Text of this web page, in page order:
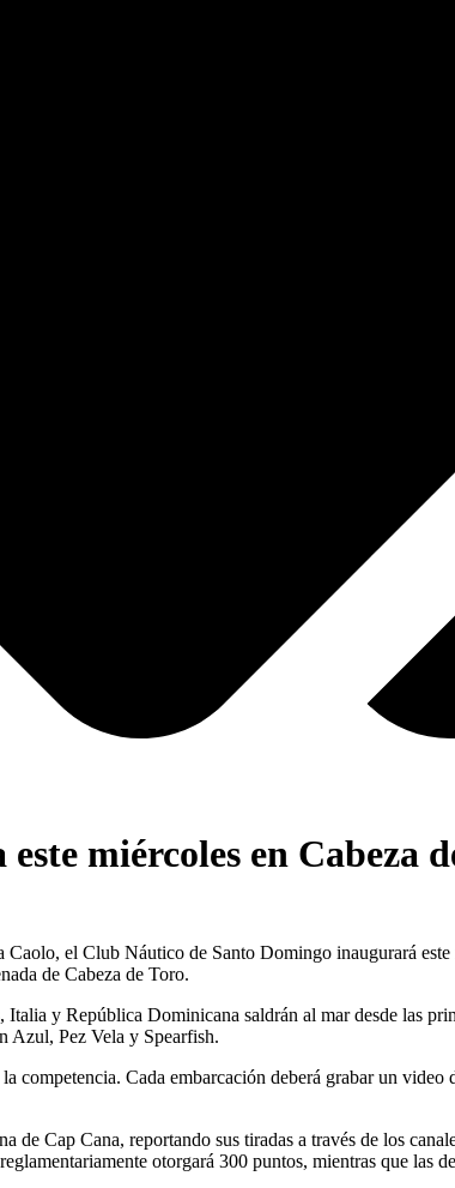
miércoles en Cabeza
el Club Náutico de Santo Domingo inaugurará este
de Cabeza de Toro.
y República Dominicana saldrán al mar desde las
Azul, Pez Vela y Spearfish.
competencia. Cada embarcación deberá grabar un
Cap Cana, reportando sus tiradas a través de los
otorgará 300 puntos, mientras que las